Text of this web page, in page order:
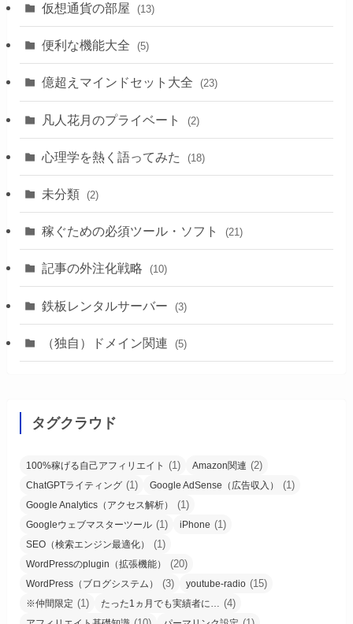
(2)
(5)
仮想通貨の部屋 (13)
便利な機能大全 (5)
億超えマインドセット大全 (23)
凡人花月のプライベート (2)
心理学を熱く語ってみた (18)
未分類 (2)
稼ぐための必須ツール・ソフト (21)
記事の外注化戦略 (10)
鉄板レンタルサーバー (3)
（独自）ドメイン関連 (5)
タグクラウド
100%稼げる自己アフィリエイト (1) Amazon関連 (2)
ChatGPTライティング (1) Google AdSense（広告収入） (1)
Google Analytics（アクセス解析） (1)
Googleウェブマスターツール (1) iPhone (1)
SEO（検索エンジン最適化） (1)
WordPressのplugin（拡張機能） (20)
WordPress（ブログシステム） (3) youtube-radio (15)
※仲間限定 (1) たった1ヵ月でも実績者に… (4)